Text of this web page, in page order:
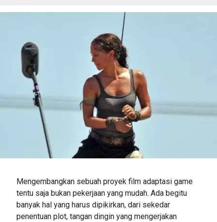
Mengembangkan sebuah proyek film adaptasi game
tentu saja bukan pekerjaan yang mudah. Ada begitu
banyak hal yang harus dipikirkan, dari sekedar
penentuan plot, tangan dingin yang mengerjakan